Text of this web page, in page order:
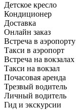
Детское кресло
Кондиционер
Доставка
Онлайн заказ
Встреча в аэропорту
Такси в аэропорт
Встреча на вокзалах
Такси на вокзал
Почасовая аренда
Трезвый водитель
Личный водитель
Гид и экскурсии